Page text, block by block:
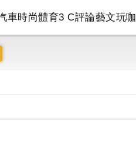
車時尚體育3 C評論藝文玩咖